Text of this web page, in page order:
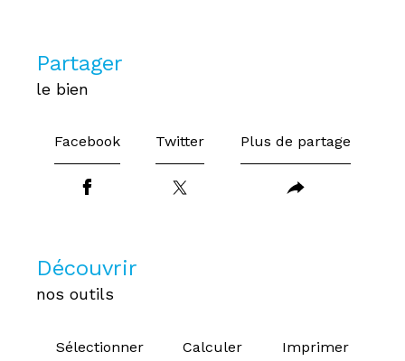
partager
le bien
Facebook Twitter Plus de partage
découvrir
nos outils
Sélectionner Calculer Imprimer